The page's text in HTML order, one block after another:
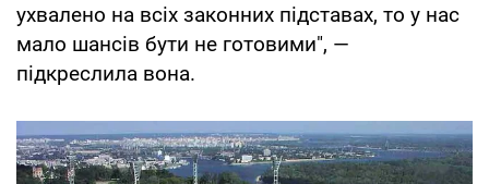
ухвалено на всіх законних підставах, то у нас
мало шансів бути не готовими", —
підкреслила вона.